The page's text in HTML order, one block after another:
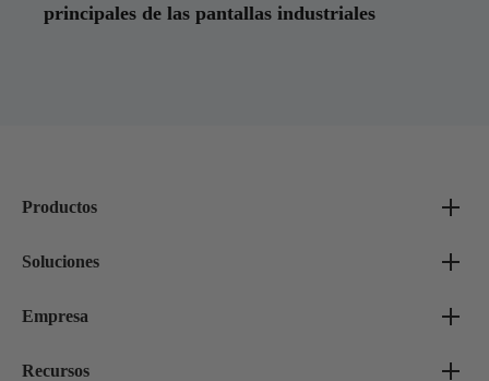
principales de las pantallas industriales
Productos
Soluciones
Empresa
Recursos